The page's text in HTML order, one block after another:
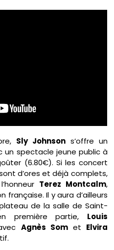
Sly Johnsons’offre un
un spectacle jeune public à
(6.80€). Si les concert
d’ores et déjà complets,
Terez Montcalm,
Il y aura d’ailleurs
de la salle de Saint-
première partie, Louis
Agnès Somet Elvira